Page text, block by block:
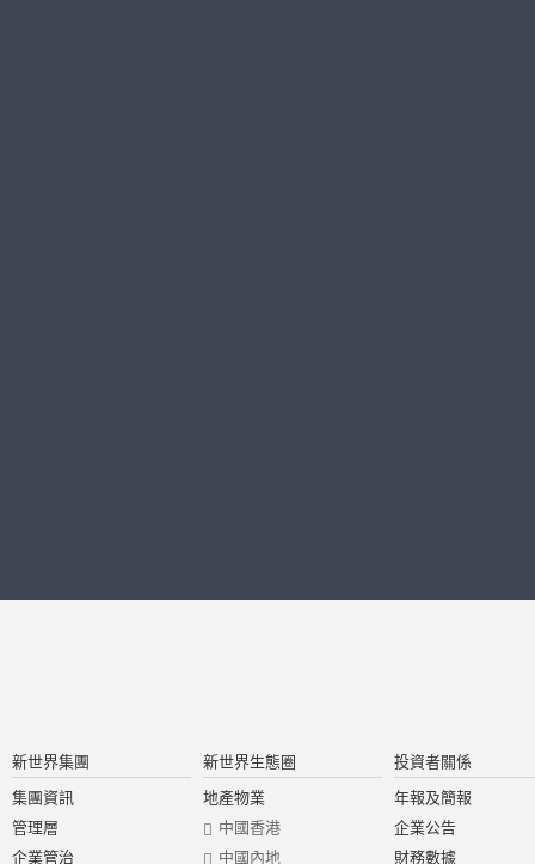
新世界集團
集團資訊
管理層
企業管治
新世界生態圈
地產物業
中國香港
中國內地
投資者關係
年報及簡報
企業公告
財務數據